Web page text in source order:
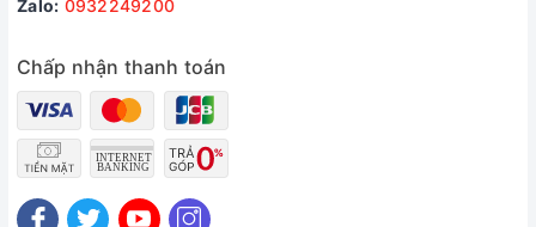
Zalo: 0932249200
Chấp nhận thanh toán